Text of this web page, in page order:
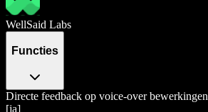
WellSaid Labs
Functies
Directe feedback op voice-over bewerkingen
[ja]